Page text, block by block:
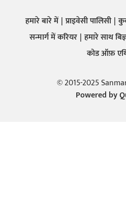
हमारे बारे में प्राइवेसी पालिसी
सन्मार्ग में करियर हमारे साथ
कोड ऑफ़
© 2015-2025
Powered by